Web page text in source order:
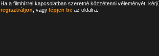
Ha a filmhírrel kapcsolatban szeretné közzétenni véleményét,
regisztráljon , vagy lépjen beaz oldalra.